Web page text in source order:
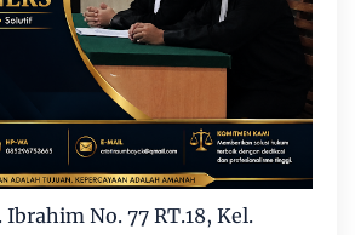
Ibrahim No. 77 RT.18, Kel.